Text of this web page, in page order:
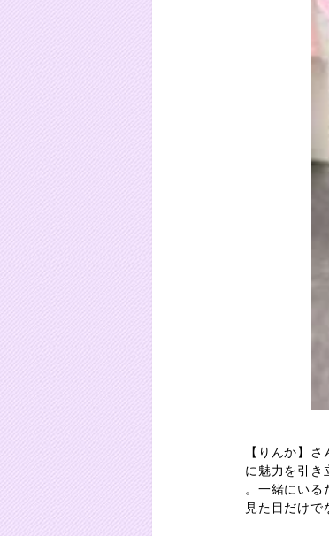
【りんか】
に魅力を引き
。一緒にいる
見た目だけ